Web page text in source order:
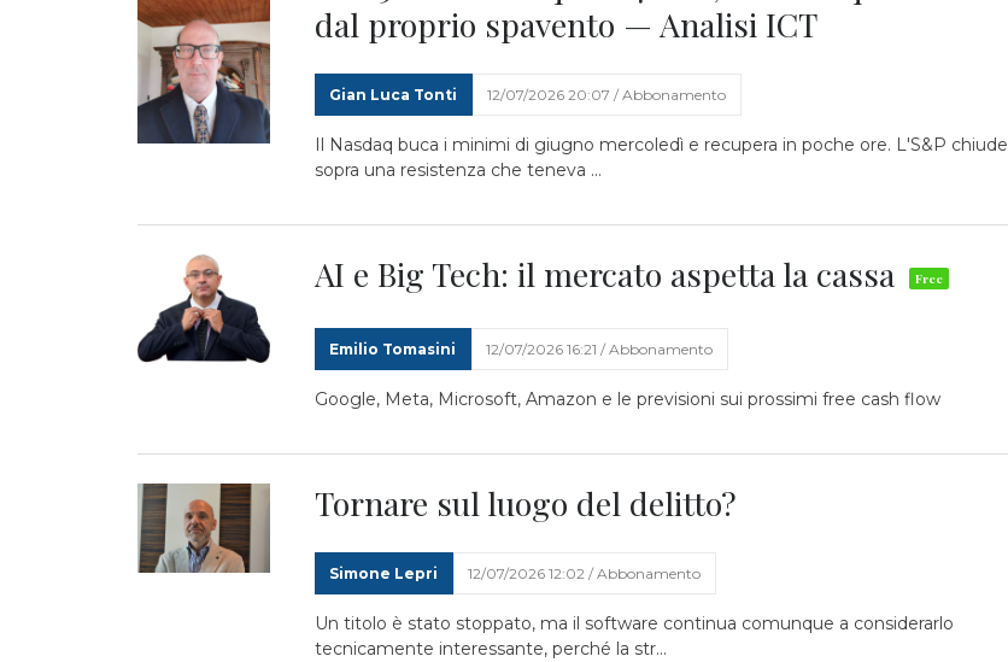
dal proprio spavento — Analisi ICT
Gian Luca Tonti 12/07/2026 20:07 / Abbonamento
Il Nasdaq buca i minimi di giugno mercoledì e recupera in poche ore. L'S&P chiude
sopra una resistenza che teneva ...
AI e Big Tech: il mercato aspetta la cassa
Emilio Tomasini 12/07/2026 16:21 / Abbonamento
Google, Meta, Microsoft, Amazon e le previsioni sui prossimi free cash flow
Tornare sul luogo del delitto?
Simone Lepri 12/07/2026 12:02 / Abbonamento
Un titolo è stato stoppato, ma il software continua comunque a considerarlo
tecnicamente interessante, perché la str...